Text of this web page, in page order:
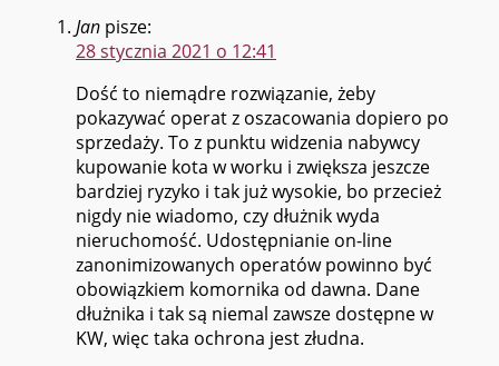
Jan pisze:
28 stycznia 2021 o 12:41
Dość to niemądre rozwiązanie, żeby
pokazywać operat z oszacowania dopiero po
sprzedaży. To z punktu widzenia nabywcy
kupowanie kota w worku i zwiększa jeszcze
bardziej ryzyko i tak już wysokie, bo przecież
nigdy nie wiadomo, czy dłużnik wyda
nieruchomość. Udostępnianie on-line
zanonimizowanych operatów powinno być
obowiązkiem komornika od dawna. Dane
dłużnika i tak są niemal zawsze dostępne w
KW, więc taka ochrona jest złudna.